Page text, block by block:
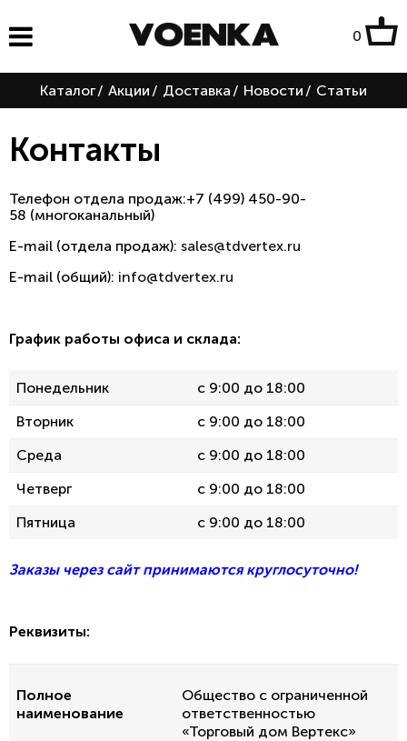
0
Каталог/ Акции / Доставка / Новости / Статьи
Контакты
Телефон отдела продаж:+7 (499) 450-90-
58 (многоканальный)
E-mail (отдела продаж): sales@tdvertex.ru
E-mail (общий): info@tdvertex.ru
График работы офиса и склада:
Понедельник
с 9:00 до 18:00
Вторник
с 9:00 до 18:00
Среда
с 9:00 до 18:00
Четверг
с 9:00 до 18:00
Пятница
с 9:00 до 18:00
Заказы через сайт принимаются круглосуточно!
Реквизиты:
Полное
наименование
Общество с ограниченной
ответственностью
«Торговый дом Вертекс»